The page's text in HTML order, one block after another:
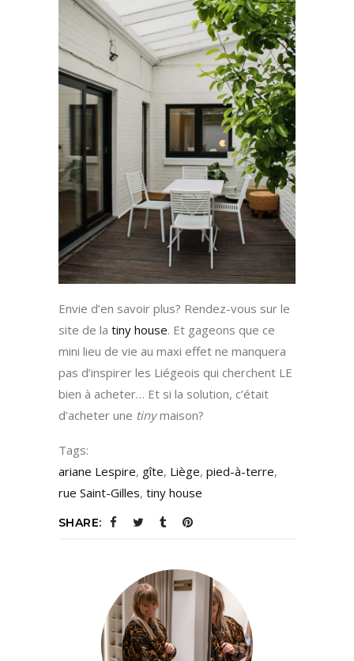
Envie d’en savoir plus? Rendez-vous sur le
site de la tiny house. Et gageons que ce
mini lieu de vie au maxi effet ne manquera
pas d’inspirer les Liégeois qui cherchent LE
bien à acheter… Et si la solution, c’était
d’acheter une tinymaison?
Tags:
ariane Lespire, gîte, Liège, pied-à-terre,
rue Saint-Gilles, tiny house
SHARE: